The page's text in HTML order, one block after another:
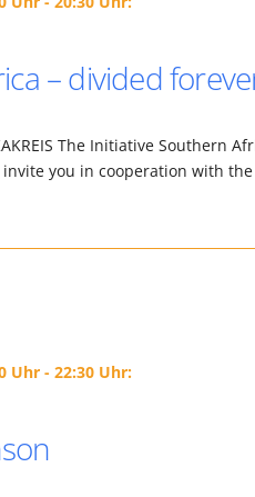
– divided
The Initiative Southern
you in cooperation with
Uhr - 22:30 Uhr: